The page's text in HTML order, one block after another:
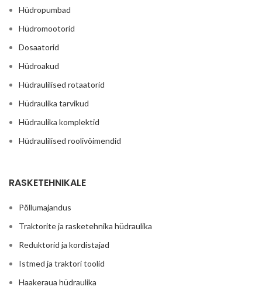
Hüdropumbad
Hüdromootorid
Dosaatorid
Hüdroakud
Hüdraulilised rotaatorid
Hüdraulika tarvikud
Hüdraulika komplektid
Hüdraulilised roolivõimendid
RASKETEHNIKALE
Põllumajandus
Traktorite ja rasketehnika hüdraulika
Reduktorid ja kordistajad
Istmed ja traktori toolid
Haakeraua hüdraulika